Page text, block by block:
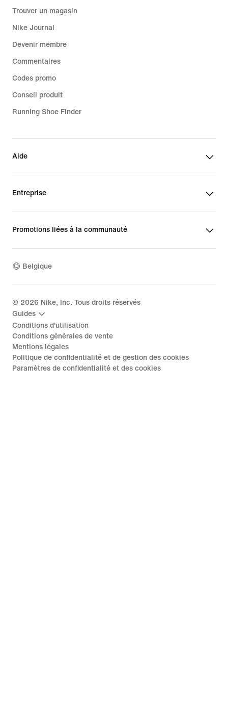
Trouver un magasin
Nike Journal
Devenir membre
Commentaires
Codes promo
Conseil produit
Running Shoe Finder
Aide
Entreprise
Promotions liées à la communauté
Belgique
© 2026 Nike, Inc. Tous droits réservés
Guides
Conditions d'utilisation
Conditions générales de vente
Mentions légales
Politique de confidentialité et de gestion des cookies
Paramètres de confidentialité et des cookies